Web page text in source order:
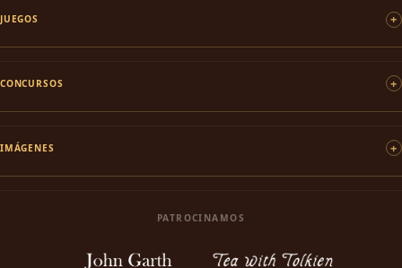
JUEGOS
CONCURSOS
IMÁGENES
PATROCINAMOS